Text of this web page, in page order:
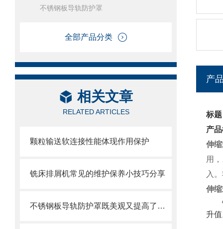
不锈钢板导轨防护罩
全部产品分类
相关文章
RELATED ARTICLES
颗粒输送软连接性能体现作用保护
铣床排屑机常见的维护保养小技巧分享
不锈钢板导轨防护罩既美观又提高了护板的使用寿命
产
标
产
伸
用
入
伸
升